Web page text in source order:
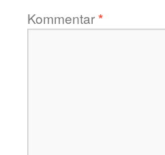
Kommentar*